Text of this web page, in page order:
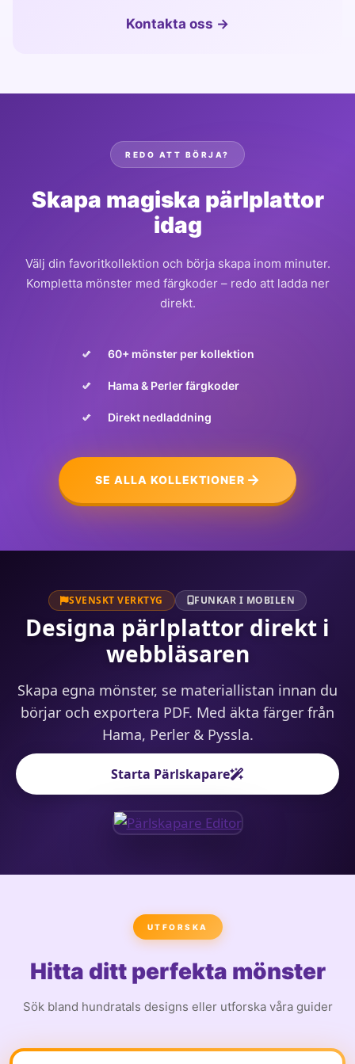
Kontakta oss →
REDO ATT BÖRJA?
Skapa magiska pärlplattor
idag
Välj din favoritkollektion och börja skapa inom minuter.
Kompletta mönster med färgkoder – redo att ladda ner
direkt.
60+ mönster per kollektion
Hama & Perler färgkoder
Direkt nedladdning
SE ALLA KOLLEKTIONER
SVENSKT VERKTYG FUNKAR I MOBILEN
Designa pärlplattor direkt i
webbläsaren
Skapa egna mönster, se materiallistan innan du
börjar och exportera PDF. Med äkta färger från
Hama, Perler & Pyssla.
Starta Pärlskapare
UTFORSKA
Hitta ditt perfekta mönster
Sök bland hundratals designs eller utforska våra guider